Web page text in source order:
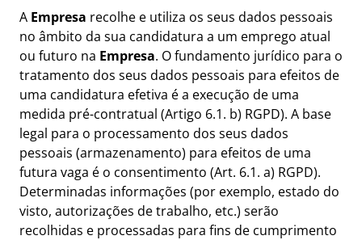
A Empresa recolhe e utiliza os seus dados pessoais
no âmbito da sua candidatura a um emprego atual
ou futuro na Empresa. O fundamento jurídico para o
tratamento dos seus dados pessoais para efeitos de
uma candidatura efetiva é a execução de uma
medida pré-contratual (Artigo 6.1. b) RGPD). A base
legal para o processamento dos seus dados
pessoais (armazenamento) para efeitos de uma
futura vaga é o consentimento (Art. 6.1. a) RGPD).
Determinadas informações (por exemplo, estado do
visto, autorizações de trabalho, etc.) serão
recolhidas e processadas para fins de cumprimento